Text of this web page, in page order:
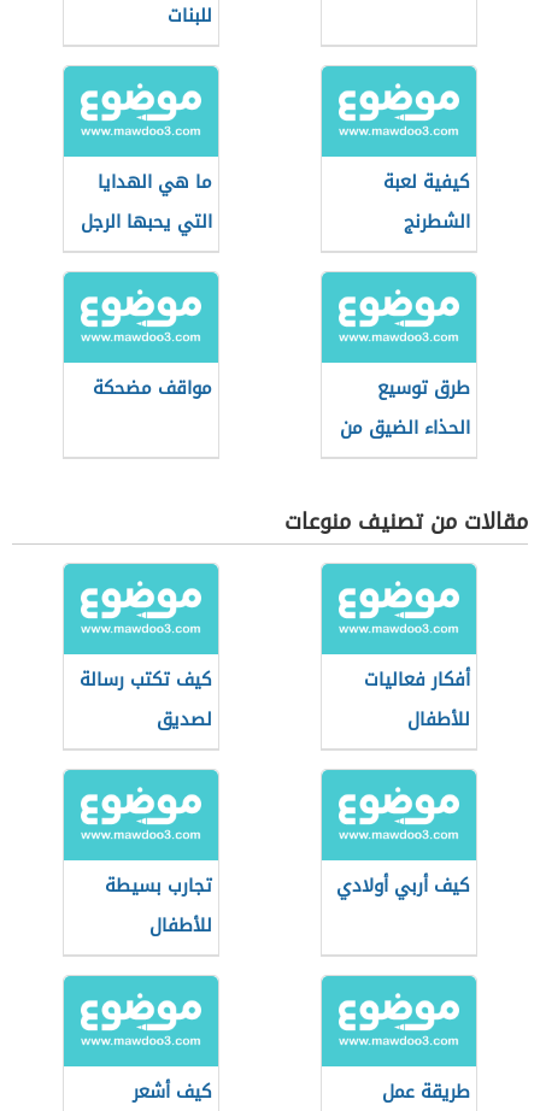
للبنات
كيفية لعبة
الشطرنج
ما هي الهدايا
التي يحبها الرجل
في عيد ميلاده
طرق توسيع
الحذاء الضيق من
الأمام
مواقف مضحكة
مقالات من تصنيف منوعات
أفكار فعاليات
للأطفال
كيف تكتب رسالة
لصديق
كيف أربي أولادي
تجارب بسيطة
للأطفال
طريقة عمل
كيف أشعر